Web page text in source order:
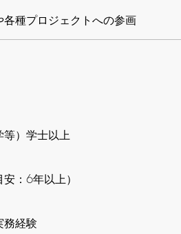
種プロジェクトへの参画
）学士以上
：6年以上）
務経験